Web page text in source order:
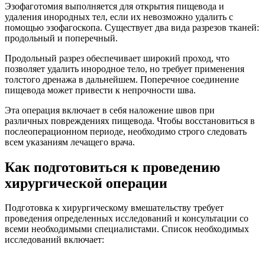
Эзофаготомия выполняется для открытия пищевода и
удаления инородных тел, если их невозможно удалить с
помощью эзофагоскопа. Существует два вида разрезов тканей:
продольный и поперечный.
Продольный разрез обеспечивает широкий проход, что
позволяет удалить инородное тело, но требует применения
толстого дренажа в дальнейшем. Поперечное соединение
пищевода может привести к непрочности шва.
Эта операция включает в себя наложение швов при
различных повреждениях пищевода. Чтобы восстановиться в
послеоперационном периоде, необходимо строго следовать
всем указаниям лечащего врача.
Как подготовиться к проведению
хирургической операции
Подготовка к хирургическому вмешательству требует
проведения определенных исследований и консультации со
всеми необходимыми специалистами. Список необходимых
исследований включает: